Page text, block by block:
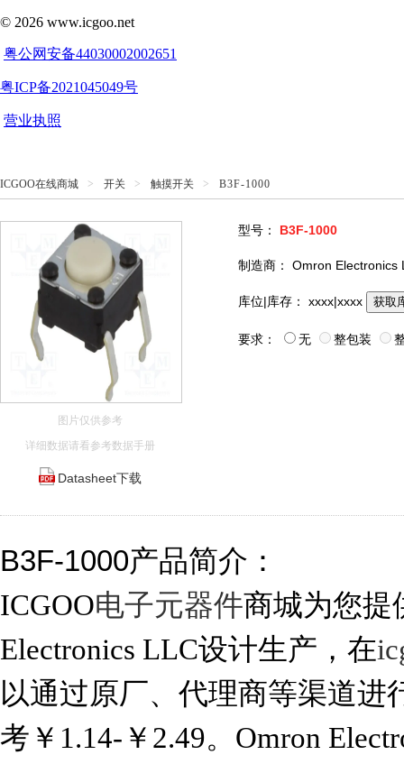
ICGOO在线商城 > 开关 > 触摸开关 > B3F-1000
图片仅供参考
详细数据请看参考数据手册
Datasheet下载
型号： B3F-1000
制造商： Omron Electronics
库位|库存： xxxx|xxxx 获取
要求： 无 整包装
B3F-1000产品简介：
ICGOO电子元器件商城为您提
Electronics LLC设计生产，在
以通过原厂、代理商等渠道进
考￥1.14-￥2.49。Omron